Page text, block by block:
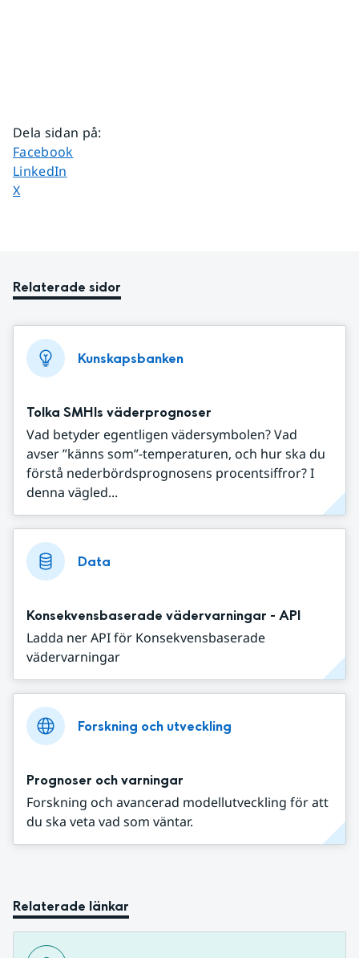
Dela sidan på:
Dela sidan på
Facebook
Dela sidan på
LinkedIn
Dela sidan på
X
Relaterade sidor
Kunskapsbanken
Tolka SMHIs väderprognoser
Vad betyder egentligen vädersymbolen? Vad
avser ”känns som”-temperaturen, och hur ska du
förstå nederbördsprognosens procentsiffror? I
denna vägled...
Data
Konsekvensbaserade vädervarningar - API
Ladda ner API för Konsekvensbaserade
vädervarningar
Forskning och utveckling
Prognoser och varningar
Forskning och avancerad modellutveckling för att
du ska veta vad som väntar.
Relaterade länkar